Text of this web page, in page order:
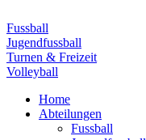
Inhalt
wechseln
Fussball
Jugendfussball
Turnen & Freizeit
Volleyball
Home
Abteilungen
Fussball